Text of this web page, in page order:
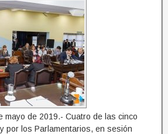
mayo de 2019.- Cuatro de las cinco
por los Parlamentarios, en sesión